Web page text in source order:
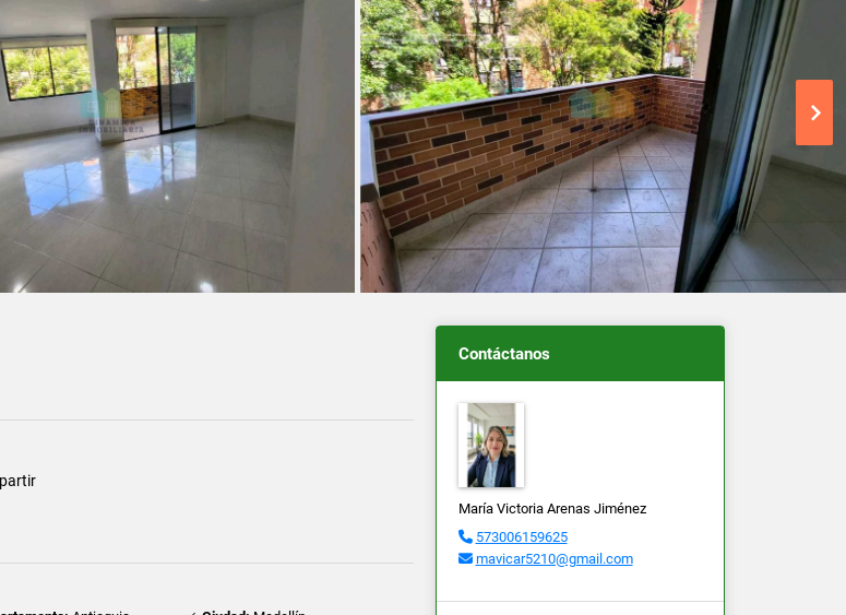
Contáctanos
María Victoria Arenas Jiménez
573006159625
mavicar5210@gmail.com